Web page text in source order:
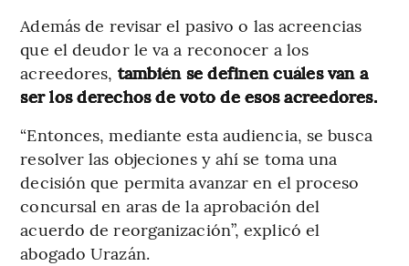
Además de revisar el pasivo o las acreencias
que el deudor le va a reconocer a los
acreedores, también se definen cuáles van a
ser los derechos de voto de esos acreedores.
“Entonces, mediante esta audiencia, se busca
resolver las objeciones y ahí se toma una
decisión que permita avanzar en el proceso
concursal en aras de la aprobación del
acuerdo de reorganización”, explicó el
abogado Urazán.